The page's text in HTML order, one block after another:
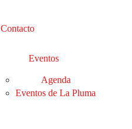
Contacto
Eventos
Agenda
Eventos de La Pluma